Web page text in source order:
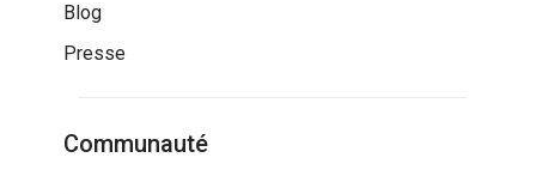
Blog
Presse
Communauté